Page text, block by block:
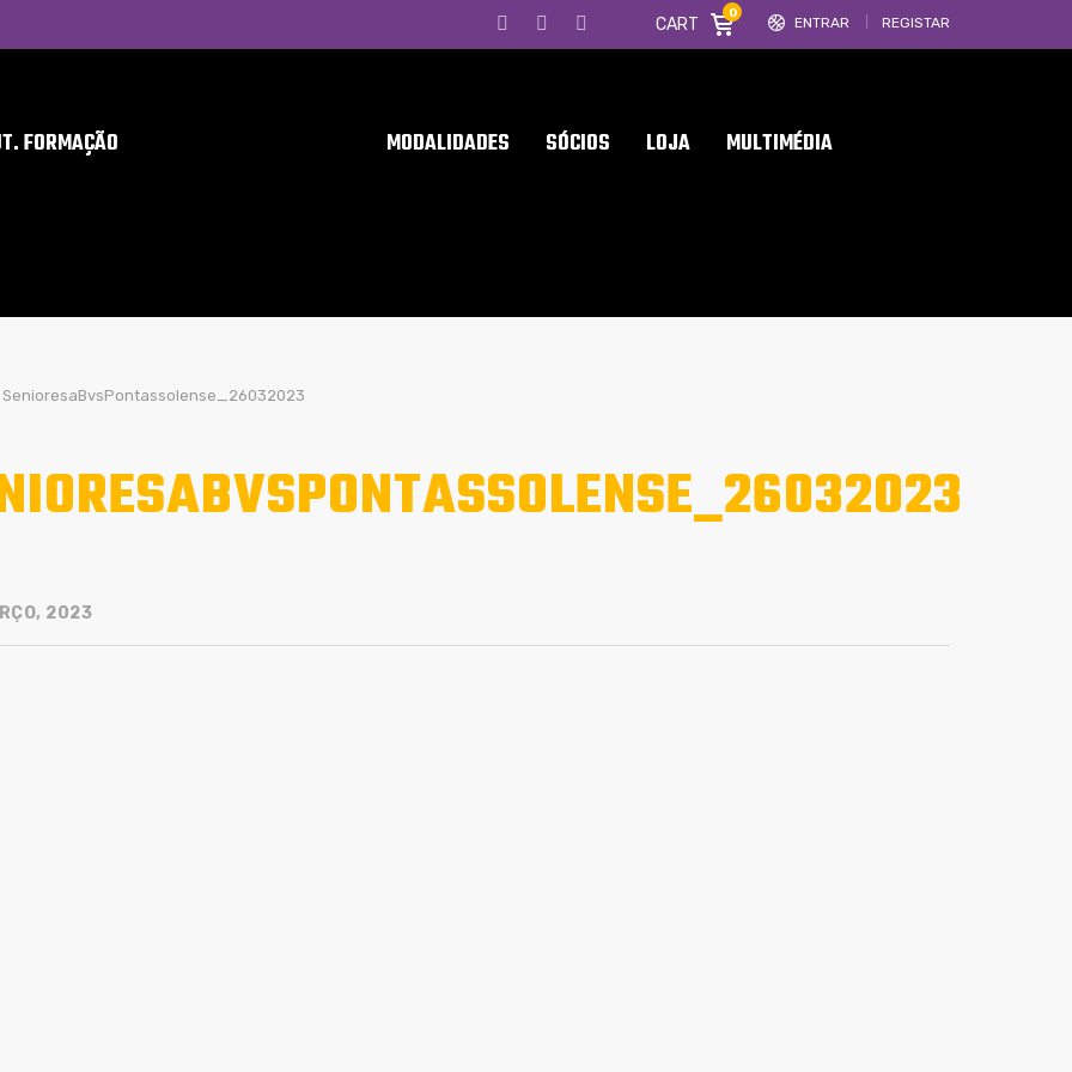
ENTRAR REGISTAR
CART
0
FORMAÇÃO MODALIDADES SÓCIOS LOJA MULTIMÉDIA
SenioresaBvsPontassolense_26032023
2023